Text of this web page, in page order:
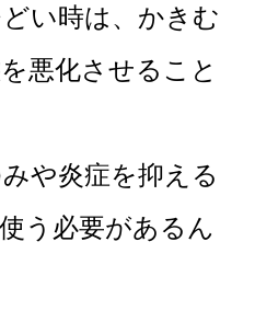
い時は、かきむ
悪化させること
や炎症を抑える
う必要があるん